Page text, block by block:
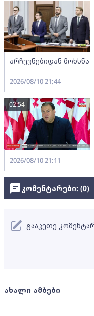
არჩევნებიდან მოხსნა
2026/08/10 21:44
02:54
2026/08/10 21:11
ახალი ამბები
კომენტარები: (0)
გააკეთე